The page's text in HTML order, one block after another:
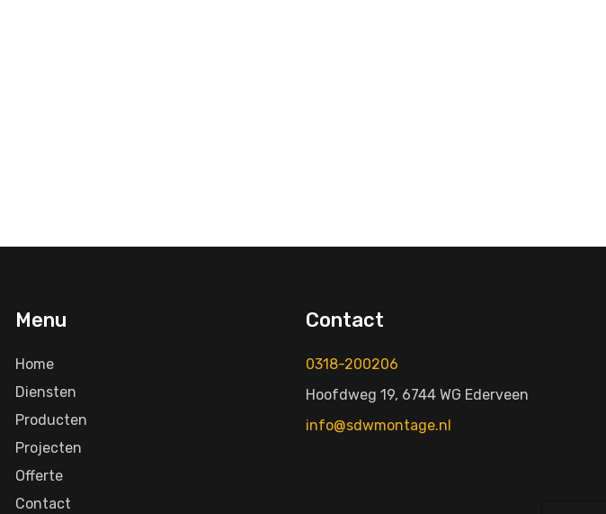
Menu
Home
Diensten
Producten
Projecten
Offerte
Contact
Contact
0318-200206
Hoofdweg 19, 6744 WG Ederveen
info@sdwmontage.nl